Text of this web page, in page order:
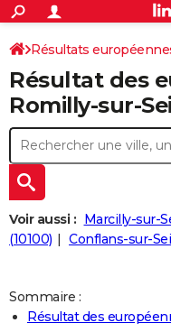
ACTUALITÉS
Politique
Société
Faits Divers
Education
Monde
Villes
+
SPORT
Coupe du monde 2026
Football
Tennis
Cyclisme
Rugby
Forum
CULTURE
Programme TV
TNT
Streaming
Cinéma
Sorties cinéma
Musique
+
FINANCE
Retraite
Impôts
Epargne
Immobilier
Risques naturels par ville
Banque
Assurance
Crédit
AUTO
Essais
Réserver un essai
Citadines
Berlines
SUV
Forum auto
+
HIGH-TECH
Mobiles
Meilleur smartphone
Internet
Ordinateurs
Jeux vidéo
Guide high-tech
+
BRICOLAGE
Guides de France
Escapades
Patrimoine
Expositions
Musées
Week-end nature
LIFESTYLE
Résultats
Résultat des
Romilly-sur-
Voir aussi : Marcilly-sur-
(10100)
Conflans-sur-
Sommaire :
Résultat des